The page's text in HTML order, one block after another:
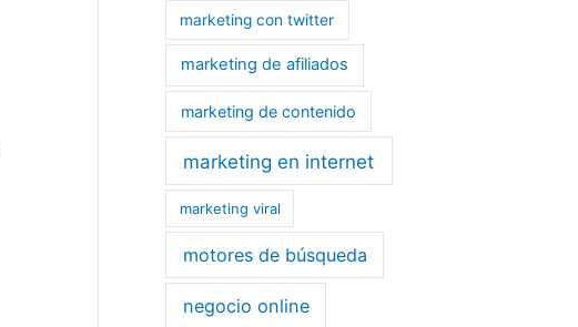
marketing con twitter
marketing de afiliados
marketing de contenido
marketing en internet
marketing viral
motores de búsqueda
negocio online